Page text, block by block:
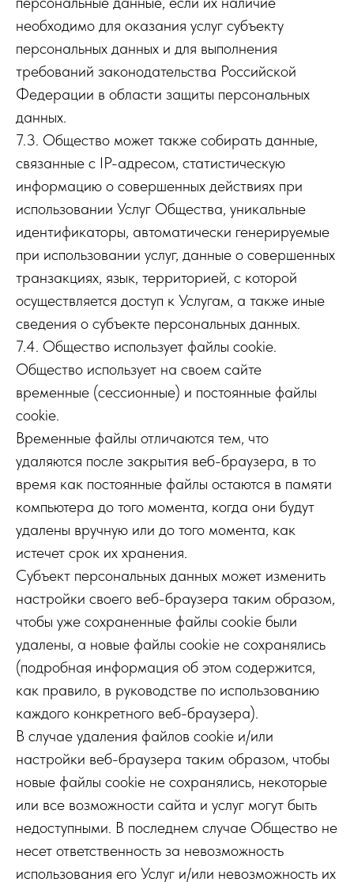
необходимо для оказания услуг субъекту
персональных данных и для выполнения
требований законодательства Российской
Федерации в области защиты персональных
данных.
7.3. Общество может также собирать данные,
связанные с IP-адресом, статистическую
информацию о совершенных действиях при
использовании Услуг Общества, уникальные
идентификаторы, автоматически генерируемые
при использовании услуг, данные о совершенных
транзакциях, язык, территорией, с которой
осуществляется доступ к Услугам, а также иные
сведения о субъекте персональных данных.
7.4. Общество использует файлы cookie.
Общество использует на своем сайте
временные (сессионные) и постоянные файлы
cookie.
Временные файлы отличаются тем, что
удаляются после закрытия веб-браузера, в то
время как постоянные файлы остаются в памяти
компьютера до того момента, когда они будут
удалены вручную или до того момента, как
истечет срок их хранения.
Субъект персональных данных может изменить
настройки своего веб-браузера таким образом,
чтобы уже сохраненные файлы cookie были
удалены, а новые файлы cookie не сохранялись
(подробная информация об этом содержится,
как правило, в руководстве по использованию
каждого конкретного веб-браузера).
В случае удаления файлов cookie и/или
настройки веб-браузера таким образом, чтобы
новые файлы cookie не сохранялись, некоторые
или все возможности сайта и услуг могут быть
недоступными. В последнем случае Общество не
несет ответственность за невозможность
использования его Услуг и/или невозможность их